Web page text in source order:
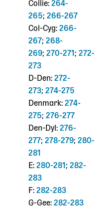
Collie: 264-
265; 266-267
Col-Cyg: 266-
267; 268-
269; 270-271 ; 272-
273
D-Den: 272-
273; 274-275
Denmark: 274-
275; 276-277
Den-Dyl: 276-
277; 278-279; 280-
281
E: 280-281 ; 282-
283
F: 282-283
G-Gee: 282-283